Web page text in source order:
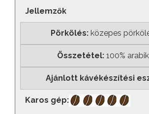
Jellemzők
Pörkölés: közepes
Összetétel: 100%
Ajánlott kávékészítési
Karos gép: